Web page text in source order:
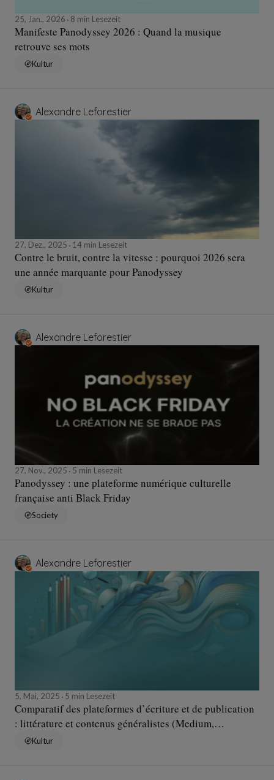
25, Jan., 2026 8 min Lesezeit
Manifeste Panodyssey 2026 : Quand la musique
retrouve ses mots
Kultur
Alexandre Leforestier
27, Dez., 2025 14 min Lesezeit
Contre le bruit, contre la vitesse : pourquoi 2026 sera
une année marquante pour Panodyssey
Kultur
Alexandre Leforestier
27, Nov., 2025 5 min Lesezeit
Panodyssey : une plateforme numérique culturelle
française anti Black Friday
Society
Alexandre Leforestier
5, Mai, 2025 5 min Lesezeit
Comparatif des plateformes d’écriture et de publication
: littérature et contenus généralistes (Medium,
Panodyssey, Substack, Wattpad)
Kultur